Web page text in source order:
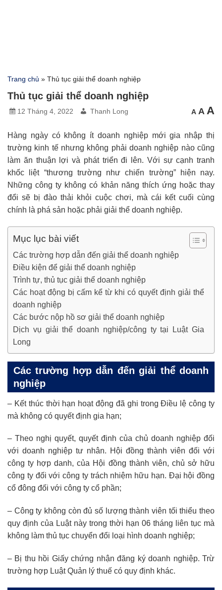
Trang chủ » Thủ tục giải thể doanh nghiệp
Thủ tục giải thể doanh nghiệp
12 Tháng 4, 2022 Thanh Long A Cỡ
chữ
nhỏ
A Cỡ
chữ
A
Hàng ngày có không ít doanh nghiệp mới gia nhập thị
trường kinh tế nhưng không phải doanh nghiệp nào cũng
làm ăn thuận lợi và phát triển đi lên. Với sự cạnh tranh
khốc liệt “thương trường như chiến trường” hiện nay.
Những công ty không có khản năng thích ứng hoặc thay
đổi sẽ bị đào thải khỏi cuộc chơi, mà cái kết cuối cùng
chính là phá sản hoặc phải giải thể doanh nghiệp.
Mục lục bài viết
Các trường hợp dẫn đến giải thể doanh nghiệp
Điều kiện để giải thể doanh nghiệp
Trình tự, thủ tục giải thể doanh nghiệp
Các hoạt động bị cấm kể từ khi có quyết định giải thể
doanh nghiệp
Các bước nộp hồ sơ giải thể doanh nghiệp
Dịch vụ giải thể doanh nghiệp/công ty tại Luật Gia
Long
Các trường hợp dẫn đến giải thể doanh
nghiệp
– Kết thúc thời hạn hoạt động đã ghi trong Điều lệ công ty
mà không có quyết định gia hạn;
– Theo nghị quyết, quyết định của chủ doanh nghiệp đối
với doanh nghiệp tư nhân. Hội đồng thành viên đối với
công ty hợp danh, của Hội đồng thành viên, chủ sở hữu
công ty đối với công ty trách nhiệm hữu hạn. Đại hội đồng
cổ đông đối với công ty cổ phần;
– Công ty không còn đủ số lượng thành viên tối thiểu theo
quy định của Luật này trong thời hạn 06 tháng liên tục mà
không làm thủ tục chuyển đổi loại hình doanh nghiệp;
– Bị thu hồi Giấy chứng nhận đăng ký doanh nghiệp. Trừ
trường hợp Luật Quản lý thuế có quy định khác.